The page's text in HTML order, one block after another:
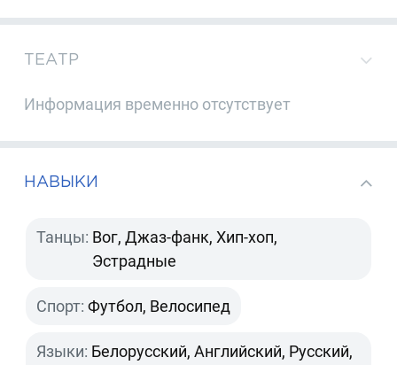
ТЕАТР
Информация временно отсутствует
НАВЫКИ
Танцы: Вог, Джаз-фанк, Хип-хоп,
Эстрадные
Спорт: Футбол, Велосипед
Языки: Белорусский, Английский, Русский,